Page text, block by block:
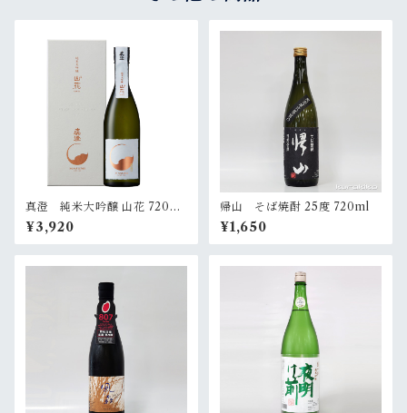
真澄 純米大吟醸 山花 720ml
（化粧箱入）
¥3,920
帰山 そば焼酎 25度 720ml
¥1,650